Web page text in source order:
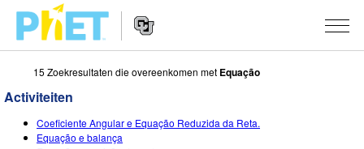
Zoek
de
PhET
Website
Navigation
SIMULATIES
15 Zoekresultaten die overeenkomen met Equação
Activiteiten
Coeficiente Angular e Equação Reduzida da Reta.
Equação e balança